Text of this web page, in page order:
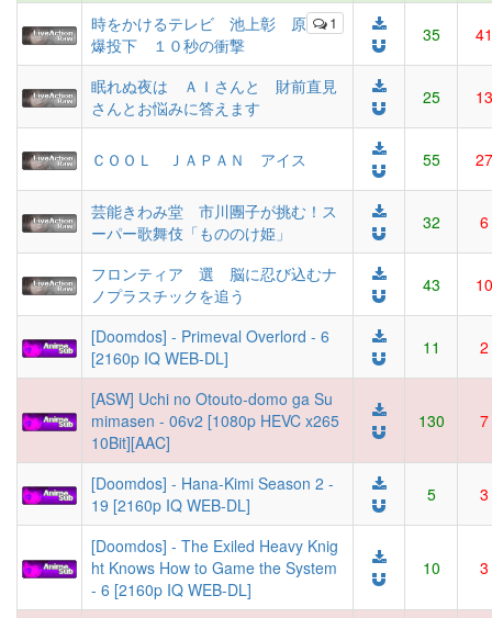
1
時をかけるテレビ 池上彰 原
爆投下 １０秒の衝撃
35 41
眠れぬ夜は ＡＩさんと 財前直見
さんとお悩みに答えます
25 13
ＣＯＯＬ ＪＡＰＡＮ アイス 55 27
芸能きわみ堂 市川團子が挑む！ス
ーパー歌舞伎「もののけ姫」
32 6
フロンティア 選 脳に忍び込むナ
ノプラスチックを追う
43 10
[Doomdos] - Primeval Overlord - 6
[2160p IQ WEB-DL]
11 2
[ASW] Uchi no Otouto-domo ga Su
mimasen - 06v2 [1080p HEVC x265
10Bit][AAC]
130 7
[Doomdos] - Hana-Kimi Season 2 -
19 [2160p IQ WEB-DL]
5 3
[Doomdos] - The Exiled Heavy Knig
ht Knows How to Game the System
- 6 [2160p IQ WEB-DL]
10 3